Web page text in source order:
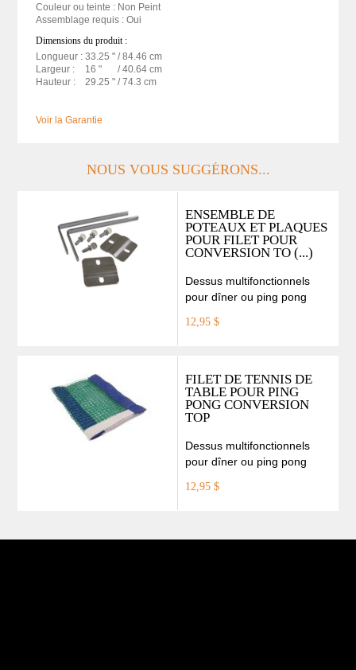
Couleur ou teinte : Non Peint
Assemblage requis : Oui
Dimensions du produit :
Longueur : 33.25 "/ 84.46 cm
Largeur :
16 "
/ 40.64 cm
Hauteur :
29.25 "/ 74.3 cm
Voir la Garantie
NOUS VOUS SUGGÉRONS...
ENSEMBLE DE
POTEAUX ET PLAQUES
POUR FILET POUR
CONVERSION TO (...)
Dessus multifonctionnels
pour dîner ou ping pong
12,95 $
FILET DE TENNIS DE
TABLE POUR PING
PONG CONVERSION
TOP
Dessus multifonctionnels
pour dîner ou ping pong
12,95 $